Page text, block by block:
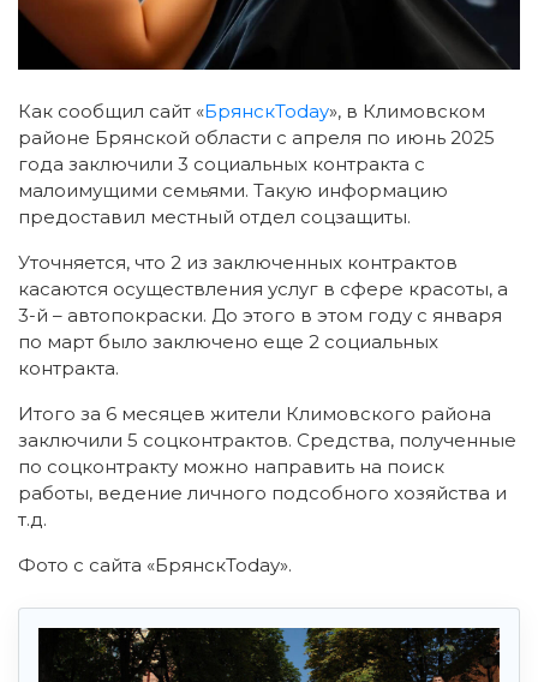
Как сообщил сайт «БрянскToday», в Климовском
районе Брянской области с апреля по июнь 2025
года заключили 3 социальных контракта с
малоимущими семьями. Такую информацию
предоставил местный отдел соцзащиты.
Уточняется, что 2 из заключенных контрактов
касаются осуществления услуг в сфере красоты, а
3-й – автопокраски. До этого в этом году с января
по март было заключено еще 2 социальных
контракта.
Итого за 6 месяцев жители Климовского района
заключили 5 соцконтрактов. Средства, полученные
по соцконтракту можно направить на поиск
работы, ведение личного подсобного хозяйства и
т.д.
Фото с сайта «БрянскToday».